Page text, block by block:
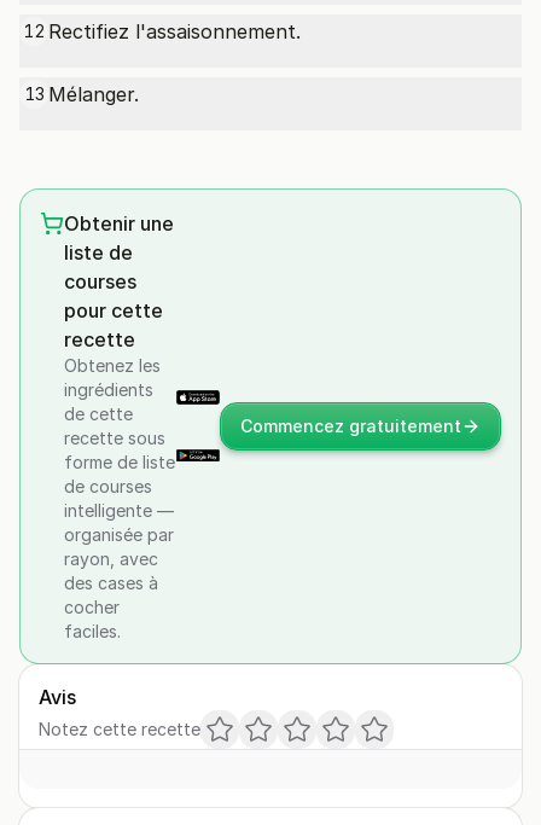
12 Rectifiez l'assaisonnement.
13 Mélanger.
Obtenir une
liste de
courses
pour cette
recette
Obtenez les
ingrédients
de cette
recette sous
forme de liste
de courses
intelligente —
organisée par
rayon, avec
des cases à
cocher
faciles.
Commencez gratuitement
Avis
Notez cette recette